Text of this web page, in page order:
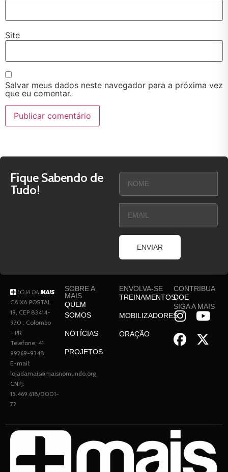
Site
Salvar meus dados neste navegador para a próxima vez
que eu comentar.
Fique Sabendo de
Tudo!
ENVIAR
CAIXA POSTAL
19, CEP 83414-
970 , Colombo
- PR
Telefone; 41
99269-9348
E-mail:
lojadamais@maisnomundo.org
CNPJ:
15.469.618/0001-
72
SOBRE A
MAIS
QUEM
SOMOS
NOTÍCIAS
PROJETOS
ENVOLVA-SE
TREINAMENTOS
MOBILIZADORES
ORAÇÃO
CONTRIBUA
DOE
SIGA A MAIS